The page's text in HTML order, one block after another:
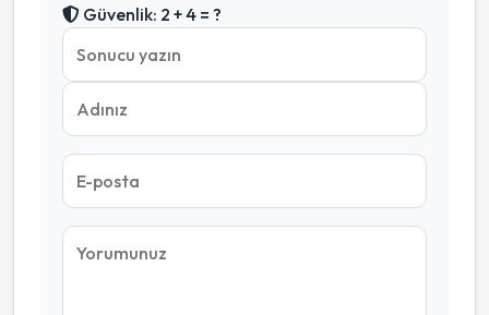
Güvenlik: 2 + 4 = ?